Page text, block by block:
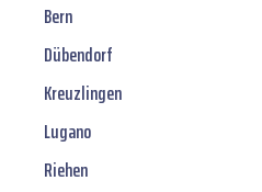
Bern
Dübendorf
Kreuzlingen
Lugano
Riehen